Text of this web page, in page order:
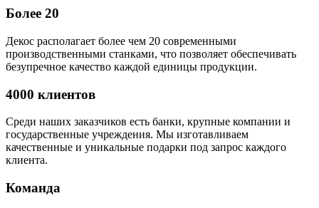
Более 20
Декос располагает более чем 20 современными
производственными станками, что позволяет обеспечивать
безупречное качество каждой единицы продукции.
4000 клиентов
Среди наших заказчиков есть банки, крупные компании и
государственные учреждения. Мы изготавливаем
качественные и уникальные подарки под запрос каждого
клиента.
Команда